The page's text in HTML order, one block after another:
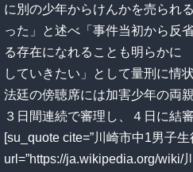
に別の少年からけんかを売られ
った」と述べ「事件当初から反
る存在になれることも明らかに
していきたい」として量刑に情
法廷の傍聴席には加害少年の両
３日間連続で審理し、４日に結
[su_quote cite=”川崎市中1男子
url=”https://ja.wikipedia.org/wiki/